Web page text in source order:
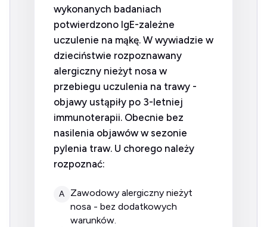
wykonanych badaniach
potwierdzono IgE-zależne
uczulenie na mąkę. W wywiadzie w
dzieciństwie rozpoznawany
alergiczny nieżyt nosa w
przebiegu uczulenia na trawy -
objawy ustąpiły po 3-letniej
immunoterapii. Obecnie bez
nasilenia objawów w sezonie
pylenia traw. U chorego należy
rozpoznać:
A
zawodowy alergiczny nieżyt
nosa - bez dodatkowych
warunków.